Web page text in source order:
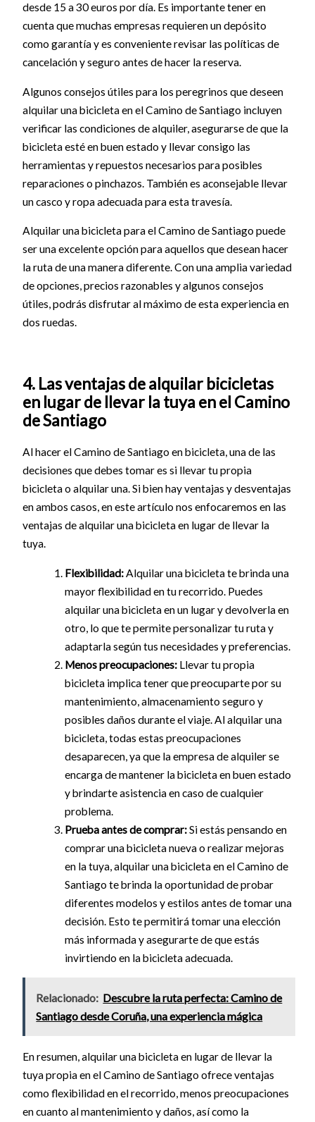
desde 15 a 30 euros por día. Es importante tener en
cuenta que muchas empresas requieren un depósito
como garantía y es conveniente revisar las políticas de
cancelación y seguro antes de hacer la reserva.
Algunos consejos útiles para los peregrinos que deseen
alquilar una bicicleta en el Camino de Santiago incluyen
verificar las condiciones de alquiler, asegurarse de que la
bicicleta esté en buen estado y llevar consigo las
herramientas y repuestos necesarios para posibles
reparaciones o pinchazos. También es aconsejable llevar
un casco y ropa adecuada para esta travesía.
Alquilar una bicicleta para el Camino de Santiago puede
ser una excelente opción para aquellos que desean hacer
la ruta de una manera diferente. Con una amplia variedad
de opciones, precios razonables y algunos consejos
útiles, podrás disfrutar al máximo de esta experiencia en
dos ruedas.
4. Las ventajas de alquilar bicicletas
en lugar de llevar la tuya en el Camino
de Santiago
Al hacer el Camino de Santiago en bicicleta, una de las
decisiones que debes tomar es si llevar tu propia
bicicleta o alquilar una. Si bien hay ventajas y desventajas
en ambos casos, en este artículo nos enfocaremos en las
ventajas de alquilar una bicicleta en lugar de llevar la
tuya.
Flexibilidad:Alquilar una bicicleta te brinda una
mayor flexibilidad en tu recorrido. Puedes
alquilar una bicicleta en un lugar y devolverla en
otro, lo que te permite personalizar tu ruta y
adaptarla según tus necesidades y preferencias.
Menos preocupaciones:Llevar tu propia
bicicleta implica tener que preocuparte por su
mantenimiento, almacenamiento seguro y
posibles daños durante el viaje. Al alquilar una
bicicleta, todas estas preocupaciones
desaparecen, ya que la empresa de alquiler se
encarga de mantener la bicicleta en buen estado
y brindarte asistencia en caso de cualquier
problema.
Prueba antes de comprar:Si estás pensando en
comprar una bicicleta nueva o realizar mejoras
en la tuya, alquilar una bicicleta en el Camino de
Santiago te brinda la oportunidad de probar
diferentes modelos y estilos antes de tomar una
decisión. Esto te permitirá tomar una elección
más informada y asegurarte de que estás
invirtiendo en la bicicleta adecuada.
Relacionado: Descubre la ruta perfecta: Camino de
Santiago desde Coruña, una experiencia mágica
En resumen, alquilar una bicicleta en lugar de llevar la
tuya propia en el Camino de Santiago ofrece ventajas
como flexibilidad en el recorrido, menos preocupaciones
en cuanto al mantenimiento y daños, así como la